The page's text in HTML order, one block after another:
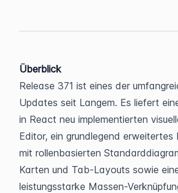
Überblick
Release 371 ist eines der
Updates seit Langem. Es liefert
in React neu implementierten
Editor, ein grundlegend
mit rollenbasierten
Karten und Tab-Layouts sowie
leistungsstarke Massen-